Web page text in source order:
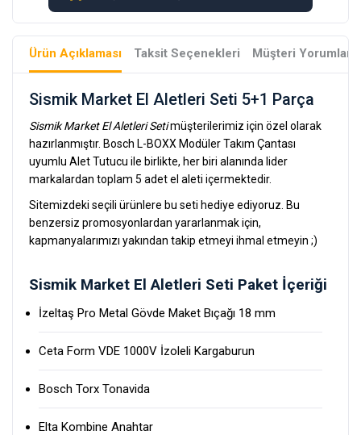
Ürün Açıklaması Taksit Seçenekleri Müşteri Yorumları
Sismik Market El Aletleri Seti 5+1 Parça
Sismik Market El Aletleri Setimüşterilerimiz için özel olarak
hazırlanmıştır. Bosch L-BOXX Modüler Takım Çantası
uyumlu Alet Tutucu ile birlikte, her biri alanında lider
markalardan toplam 5 adet el aleti içermektedir.
Sitemizdeki seçili ürünlere bu seti hediye ediyoruz. Bu
benzersiz promosyonlardan yararlanmak için,
kapmanyalarımızı yakından takip etmeyi ihmal etmeyin ;)
Sismik Market El Aletleri Seti Paket İçeriği
İzeltaş Pro Metal Gövde Maket Bıçağı 18 mm
Ceta Form VDE 1000V İzoleli Kargaburun
Bosch Torx Tonavida
Elta Kombine Anahtar